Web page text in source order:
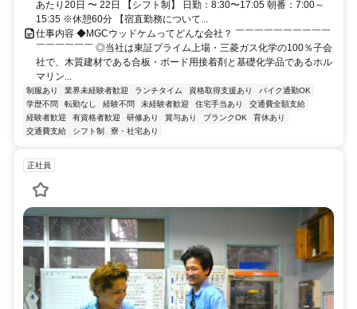
あたり20日 〜 22日 【シフト制】 日勤：8:30〜17:05 朝番：7:00～
15:35 ※休憩60分 【宿直勤務について...
仕事内容 ◆MGCウッドケムってどんな会社？ ￣￣￣￣￣￣￣￣￣￣
￣￣￣￣￣￣ ◎当社は東証プライム上場・三菱ガス化学の100％子会
社で、木質建材である合板・ボード用接着剤と基礎化学品であるホル
マリン...
制服あり 業界未経験者歓迎 ランチタイム 資格取得支援あり
バイク通勤OK
学歴不問
転勤なし 経験不問 未経験者歓迎 住宅手当あり
交通費全額支給
経験者歓迎
有資格者歓迎 研修あり 賞与あり ブランクOK
育休あり
交通費支給
シフト制 寮・社宅あり
正社員